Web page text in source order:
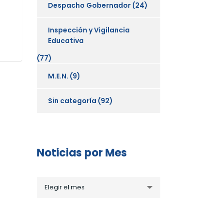
Despacho Gobernador (24)
Inspección y Vigilancia
Educativa
(77)
M.E.N. (9)
Sin categoría (92)
Noticias por Mes
porElegir el mes